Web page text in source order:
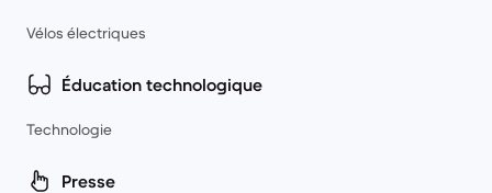
Vélos électriques
Éducation technologique
Technologie
Presse